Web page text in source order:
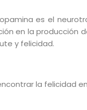
es el
en la producción
y felicidad.